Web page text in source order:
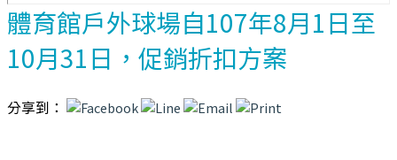
體育館戶外球場自107年8月1日至
10月31日，促銷折扣方案
分享到：